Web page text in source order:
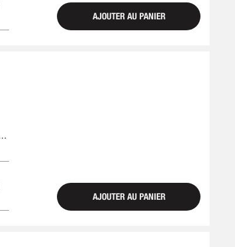
AJOUTER AU PANIER
AJOUTER AU PANIER